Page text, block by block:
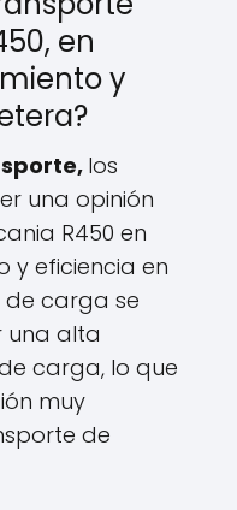
en
y
los
una opinión
R450 en
y eficiencia en
de carga se
una alta
carga, lo que
muy
de